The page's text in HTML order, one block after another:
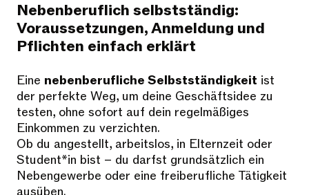
Nebenberuflich selbstständig:
Voraussetzungen, Anmeldung und
Pflichten einfach erklärt
Eine nebenberufliche Selbstständigkeit ist
der perfekte Weg, um deine Geschäftsidee zu
testen, ohne sofort auf dein regelmäßiges
Einkommen zu verzichten.
Ob du angestellt, arbeitslos, in Elternzeit oder
Student*in bist – du darfst grundsätzlich ein
Nebengewerbe oder eine freiberufliche Tätigkeit